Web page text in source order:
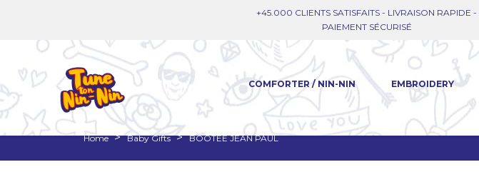
+45.000 CLIENTS SATISFAITS - LIVRAISON RAPIDE -
PAIEMENT SÉCURISÉ
COMFORTER / NIN-NIN EMBROIDERY
Home Baby Gifts BOOTEE JEAN PAUL